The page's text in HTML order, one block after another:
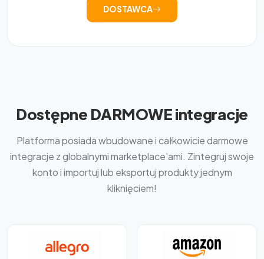
DOSTAWCA
Dostępne DARMOWE integracje
Platforma posiada wbudowane i całkowicie darmowe
integracje z globalnymi marketplace'ami. Zintegruj swoje
konto i importuj lub eksportuj produkty jednym
kliknięciem!